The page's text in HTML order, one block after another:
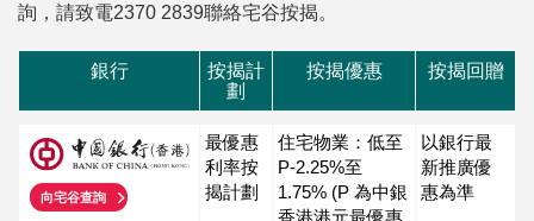
地
產
聞
數
據
詢，請致電2370 2839聯絡宅谷按揭。
銀行
按揭計
劃
按揭優惠 按揭回贈
向宅谷查詢
最優惠
利率按
揭計劃
住宅物業：低至
P-2.25%至
1.75% (P 為中銀
香港港元最優惠
以銀行最
新推廣優
惠為準